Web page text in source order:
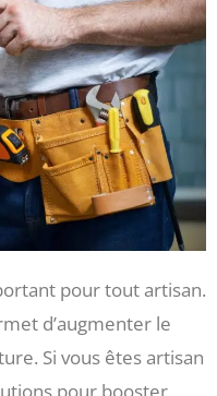
pour tout artisan.
d’augmenter le
Si vous êtes artisan
pour booster